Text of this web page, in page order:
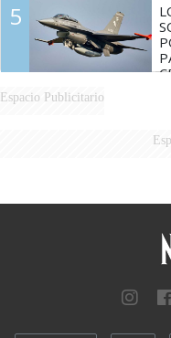
5
Espacio Publicitario